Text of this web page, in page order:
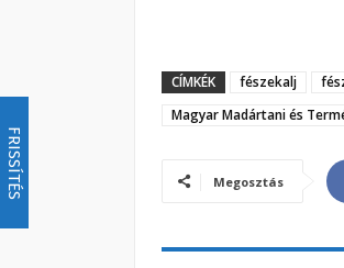
FRISSÍTÉS
CÍMKÉK fészekalj
Magyar Madártani és
Megosztás